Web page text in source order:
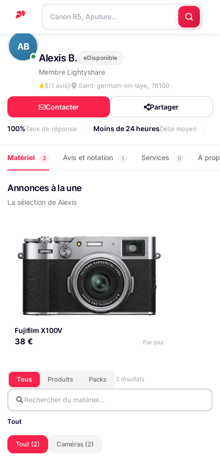
Accueil
Support
Nous
contacter
AB
Alexis B. Disponible
Membre Lightyshare
5(1 avis) Saint-germain-en-laye, 78100
Contacter Partager
100%Taux de réponse Moins de 24 heuresDélai moyen
Matériel 2 Avis et notation 1 Services 0 À
Annonces à la une
La sélection de Alexis
Fujifilm X100V
38 € Par jour
Tous Produits Packs 2 résultats
Tout
Tout (2) Caméras (2)